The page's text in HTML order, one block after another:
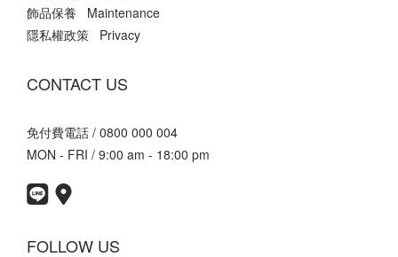
飾品保養 Maintenance
隱私權政策 Privacy
CONTACT US
免付費電話 / 0800 000 004
MON - FRI / 9:00 am - 18:00 pm
FOLLOW US